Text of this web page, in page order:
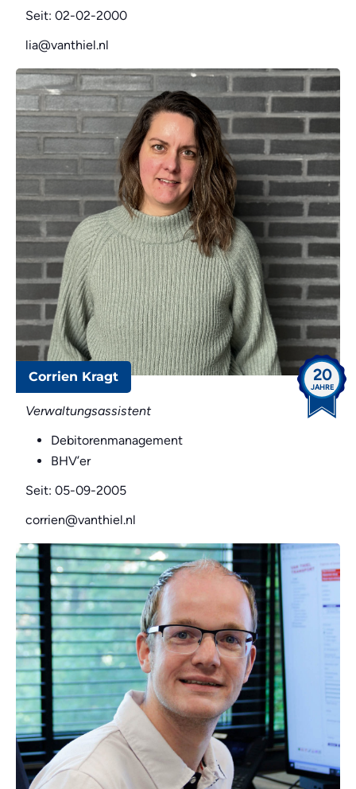
Seit: 02-02-2000
lia@vanthiel.nl
20
JAHRE
Corrien Kragt
Verwaltungsassistent
Debitorenmanagement
BHV’er
Seit: 05-09-2005
corrien@vanthiel.nl